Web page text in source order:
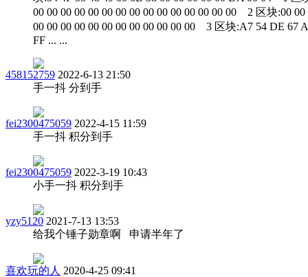
00 00 00 00 00 00 00 00 00 00 00 00 00 00 00 2 区块:00 00
00 00 00 00 00 00 00 00 00 00 00 00 3 区块:A7 54 DE 67
FF ... ...
458152759 2022-6-13 21:50
手一抖 分到手
fei2300475059 2022-4-15 11:59
手一抖 积分到手
fei2300475059 2022-3-19 10:43
小手一抖 积分到手
yzy5120 2021-7-13 13:53
给我个锤子勋章啊 申请半年了
喜欢玩的人 2020-4-25 09:41